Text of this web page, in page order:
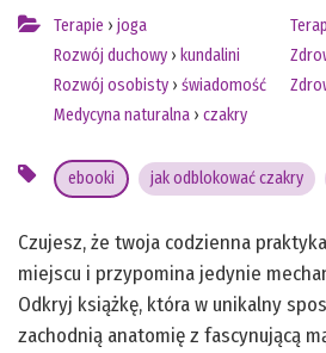
Terapie › joga
Rozwój duchowy › kundalini
Rozwój osobisty › świadomość
Medycyna naturalna › czakry
ebooki jak odblokować czakry
Czujesz, że twoja codzienna
miejscu i przypomina jedynie
Odkryj książkę, która w unikalny
zachodnią anatomię z fascynującą